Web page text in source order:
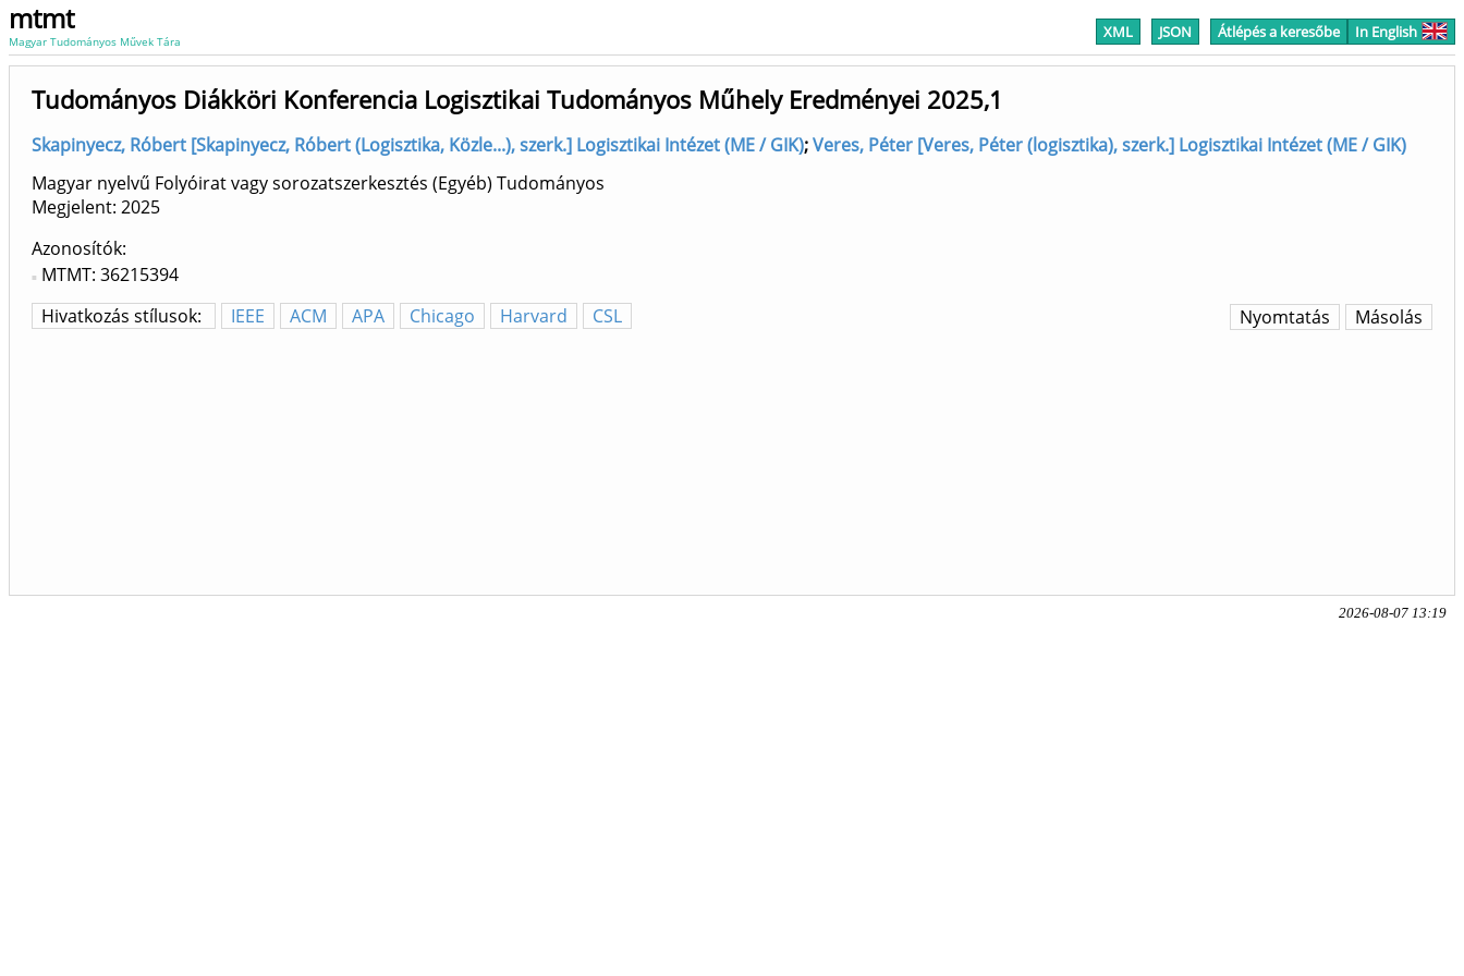
mtmt
Magyar Tudományos Művek Tára XML JSON Átlépés a keresőbe In English
Tudományos Diákköri Konferencia Logisztikai Tudományos Műhely Eredményei 2025,1
Skapinyecz, Róbert [Skapinyecz, Róbert (Logisztika, Közle...), szerk.] Logisztikai Intézet (ME / GIK);Veres, Péter [Veres, Péter (logisztika), szerk.] Logisztikai Intézet (ME / GIK)
Magyar nyelvű Folyóirat vagy sorozatszerkesztés (Egyéb) Tudományos
Megjelent: 2025
Azonosítók
MTMT: 36215394
Hivatkozás stílusok:
IEEE ACM APA Chicago Harvard CSL Másolás
Nyomtatás
2026-08-07 13:19